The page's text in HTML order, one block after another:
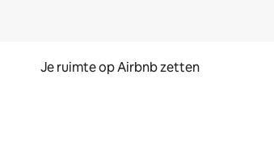
Je ruimte op Airbnb zetten